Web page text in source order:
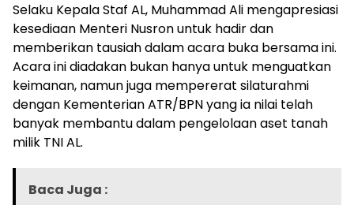
Selaku Kepala Staf AL, Muhammad Ali mengapresiasi
kesediaan Menteri Nusron untuk hadir dan
memberikan tausiah dalam acara buka bersama ini.
Acara ini diadakan bukan hanya untuk menguatkan
keimanan, namun juga mempererat silaturahmi
dengan Kementerian ATR/BPN yang ia nilai telah
banyak membantu dalam pengelolaan aset tanah
milik TNI AL.
Baca Juga :